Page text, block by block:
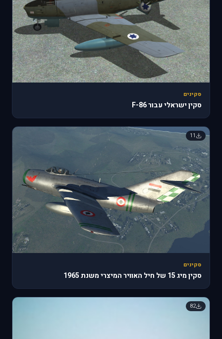
סקינים
סקין ישראלי עבור F-86
11
סקינים
סקין מיג 15 של חיל האוויר המיצרי משנת 1965
82